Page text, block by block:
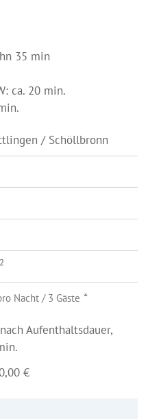
35 min
ca. 20 min.
/ Schöllbronn
2
Nacht / 3 Gäste *
Aufenthaltsdauer,
€